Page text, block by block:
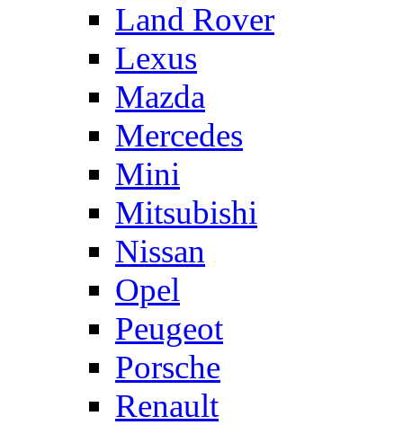
Land Rover
Lexus
Mazda
Mercedes
Mini
Mitsubishi
Nissan
Opel
Peugeot
Porsche
Renault